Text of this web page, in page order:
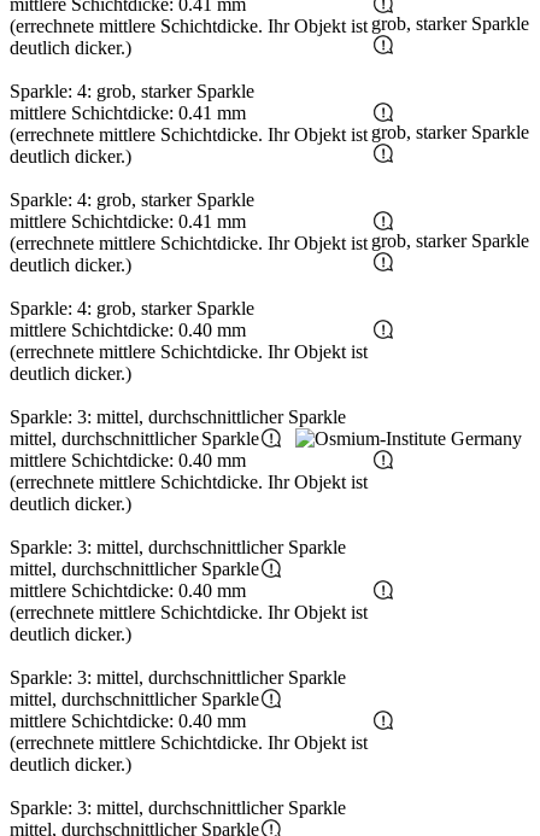
(errechnete mittlere Schichtdicke. Ihr Objekt ist
deutlich dicker.)
Sparkle: 4: grob, starker Sparkle
grob, starker Sparkle
mittlere Schichtdicke: 0.41 mm
(errechnete mittlere Schichtdicke. Ihr Objekt ist
deutlich dicker.)
Sparkle: 4: grob, starker Sparkle
grob, starker Sparkle
mittlere Schichtdicke: 0.41 mm
(errechnete mittlere Schichtdicke. Ihr Objekt ist
deutlich dicker.)
Sparkle: 4: grob, starker Sparkle
grob, starker Sparkle
mittlere Schichtdicke: 0.40 mm
(errechnete mittlere Schichtdicke. Ihr Objekt ist
deutlich dicker.)
Sparkle: 3: mittel, durchschnittlicher Sparkle
mittel, durchschnittlicher Sparkle
mittlere Schichtdicke: 0.40 mm
(errechnete mittlere Schichtdicke. Ihr Objekt ist
deutlich dicker.)
Sparkle: 3: mittel, durchschnittlicher Sparkle
mittel, durchschnittlicher Sparkle
mittlere Schichtdicke: 0.40 mm
(errechnete mittlere Schichtdicke. Ihr Objekt ist
deutlich dicker.)
Sparkle: 3: mittel, durchschnittlicher Sparkle
mittel, durchschnittlicher Sparkle
mittlere Schichtdicke: 0.40 mm
(errechnete mittlere Schichtdicke. Ihr Objekt ist
deutlich dicker.)
Sparkle: 3: mittel, durchschnittlicher Sparkle
mittel, durchschnittlicher Sparkle